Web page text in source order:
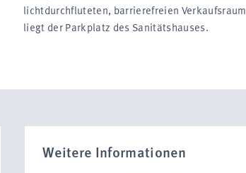
licht­durchfluteten, barriere­freien Verkaufs­raum
liegt der Park­platz des Sanitäts­hauses.
Weitere Informationen